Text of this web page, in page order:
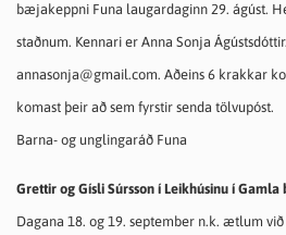
bæjakeppni Funa laugardaginn 29. ágúst.
staðnum. Kennari er Anna Sonja
annasonja@gmail.com. Aðeins 6 krakkar
komast þeir að sem fyrstir senda tölvupóst.
Barna- og unglingaráð Funa
Grettir og Gísli Súrsson í Leikhúsinu í
Dagana 18. og 19. september n.k. ætlum